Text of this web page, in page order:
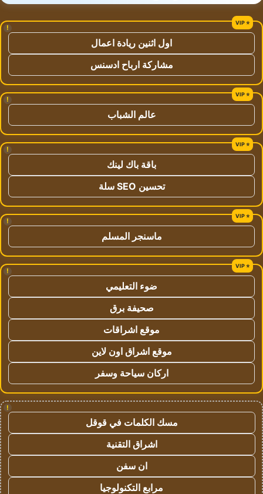
!
اول اثنين ريادة اعمال
مشاركة ارباح ادسنس
!
عالم الشباب
!
باقة باك لينك
تحسين SEO سلة
!
ماسنجر المسلم
!
ضوء التعليمي
صحيفة برق
موقع اشراقات
موقع اشراق اون لاين
اركان سياحة وسفر
!
مسك الكلمات في قوقل
اشراق التقنية
ان سفن
مرابع التكنولوجيا